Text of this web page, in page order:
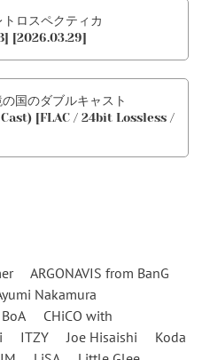
ロスペクティカ
[2026.03.29]
国のダブルキャスト
[FLAC / 24bit Lossless /
ARGONAVIS from BanG
Nakamura
BoA
CHiCO with
ITZY Joe Hisaishi
Koda